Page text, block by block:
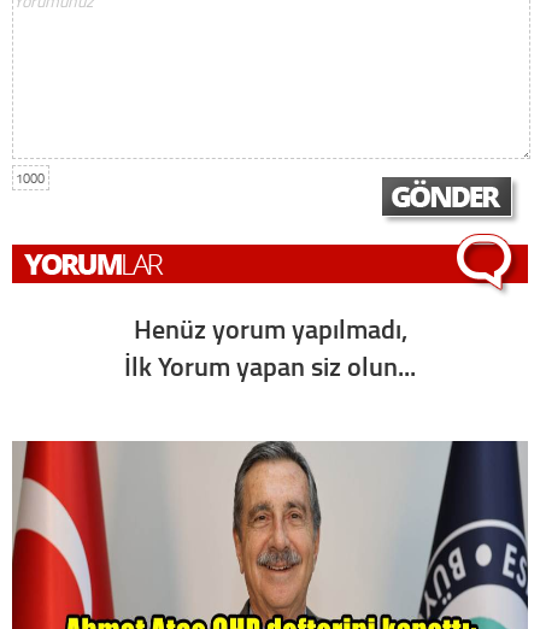
1000
Henüz yorum yapılmadı,
İlk Yorum yapan siz olun...